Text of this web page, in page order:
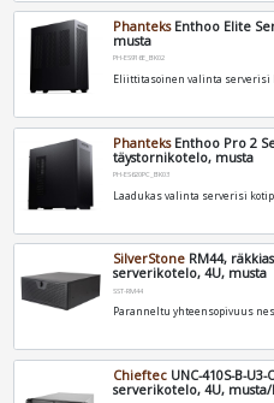
PhanteksEnthoo Elite
musta
PH-ES916E_BK02
Eliittitasoinen valinta serverisi
PhanteksEnthoo Pro 2
täystornikotelo, musta
PH-ES620PC_BK03
Laadukas valinta serverisi
SilverStone RM44,
serverikotelo, 4U, musta
SST-RM44
Paranneltu yhteensopivuus
Chieftec UNC-410S-B-
serverikotelo, 4U,